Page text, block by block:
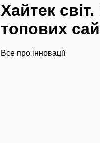
Хайтек
топових
Все про інновації